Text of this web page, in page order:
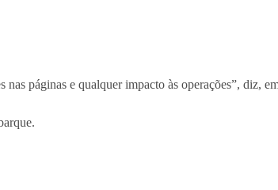
páginas e qualquer impacto às operações”, diz,